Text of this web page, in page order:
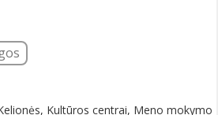
Kultūros centrai, Meno mokymo